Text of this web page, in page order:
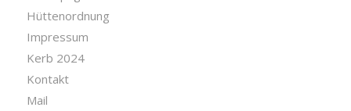
Hüttenordnung
Impressum
Kerb 2024
Kontakt
Mail